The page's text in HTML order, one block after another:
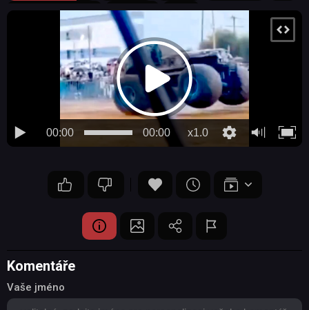
smrtelná nehoda nehoda dav
00:00 x1.0
00:00
Komentáře
Vaše jméno